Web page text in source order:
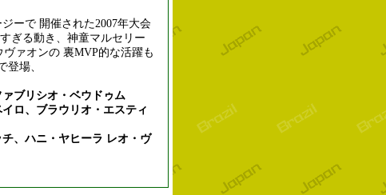
ーで 開催された2007年大会
ぎる動き、神童マルセリー
ァオンの 裏MVP的な活躍も
場、
ブリシオ・ベウドゥム
ロ、ブラウリオ・エスティ
、ハニ・ヤヒーラ レオ・ヴ